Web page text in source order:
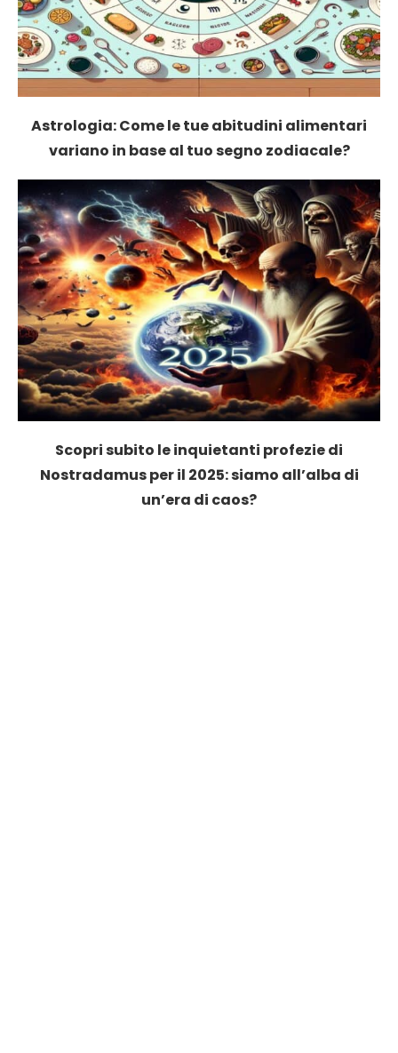
Astrologia: Come le tue abitudini alimentari
variano in base al tuo segno zodiacale?
Scopri subito le inquietanti profezie di
Nostradamus per il 2025: siamo all’alba di
un’era di caos?